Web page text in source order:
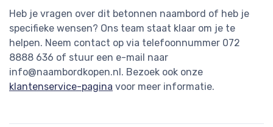
Heb je vragen over dit betonnen naambord of heb je
specifieke wensen? Ons team staat klaar om je te
helpen. Neem contact op via telefoonnummer 072
8888 636 of stuur een e-mail naar
info@naambordkopen.nl. Bezoek ook onze
klantenservice-pagina voor meer informatie.